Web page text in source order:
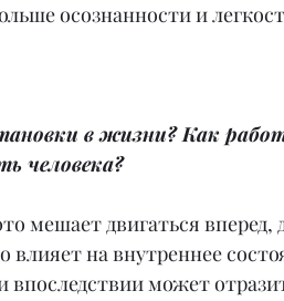
осознанности и
в жизни? Как
человека?
мешает двигаться вперед,
влияет на внутреннее
может